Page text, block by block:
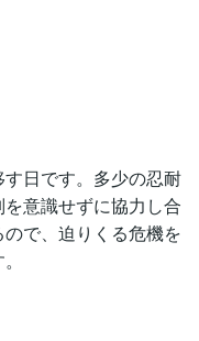
日です。多少の忍耐
意識せずに協力し合
で、迫りくる危機を